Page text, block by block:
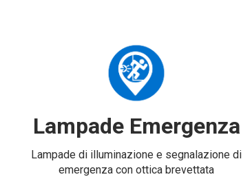
Lampade Emergenza
Lampade di illuminazione e segnalazione di
emergenza con ottica brevettata